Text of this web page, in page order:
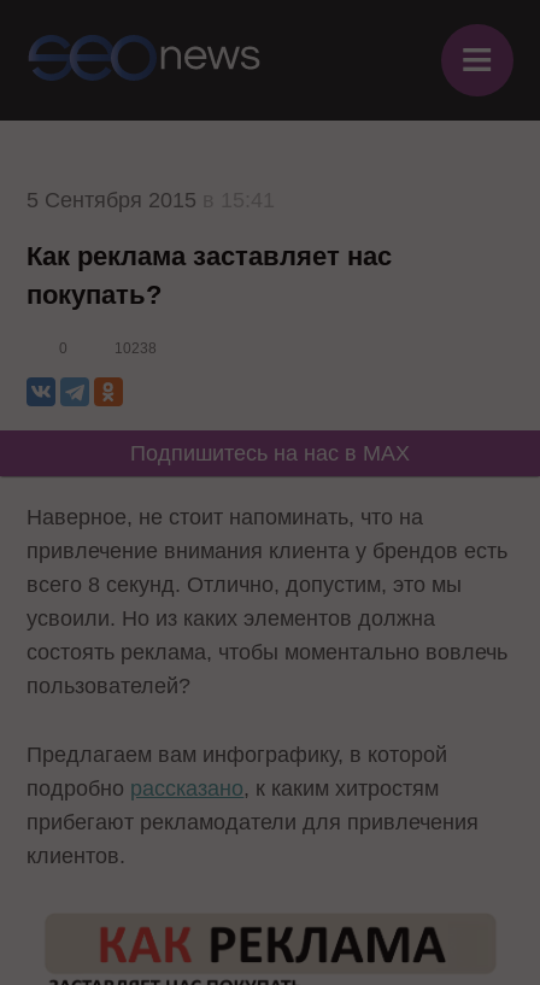
≡
5 Сентября 2015
Как реклама заставляет нас
покупать?
0 10238
Подпишитесь на нас в MAX
Наверное, не стоит напоминать, что на
привлечение внимания клиента у брендов есть
всего 8 секунд. Отлично, допустим, это мы
усвоили. Но из каких элементов должна
состоять реклама, чтобы моментально вовлечь
пользователей?
Предлагаем вам инфографику, в которой
подробно рассказано, к каким хитростям
прибегают рекламодатели для привлечения
клиентов.